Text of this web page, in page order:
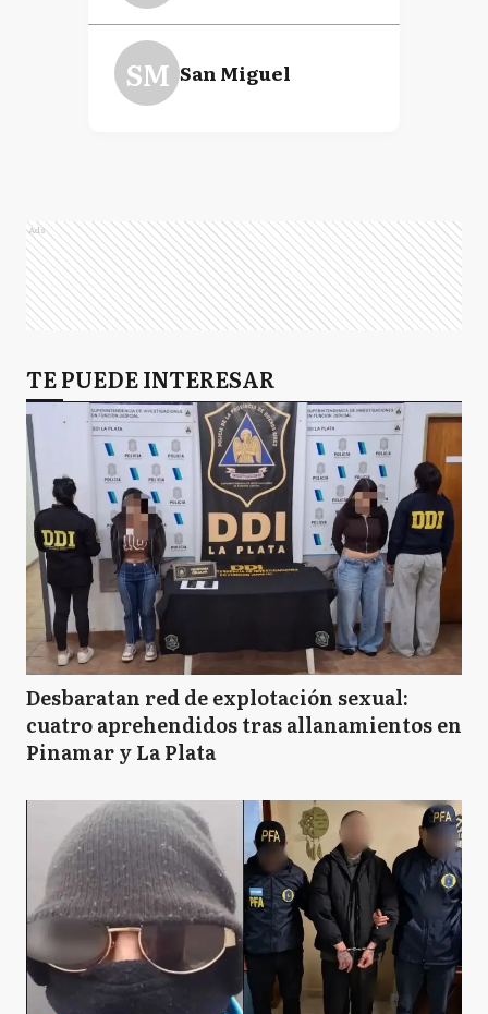
SM San Miguel
Ads
TE PUEDE INTERESAR
Desbaratan red de explotación sexual:
cuatro aprehendidos tras allanamientos en
Pinamar y La Plata